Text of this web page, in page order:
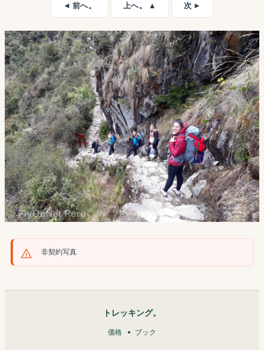
◄ 前へ。 上へ。 ▲ 次 ►
非契約写真
トレッキング。
価格 ブック